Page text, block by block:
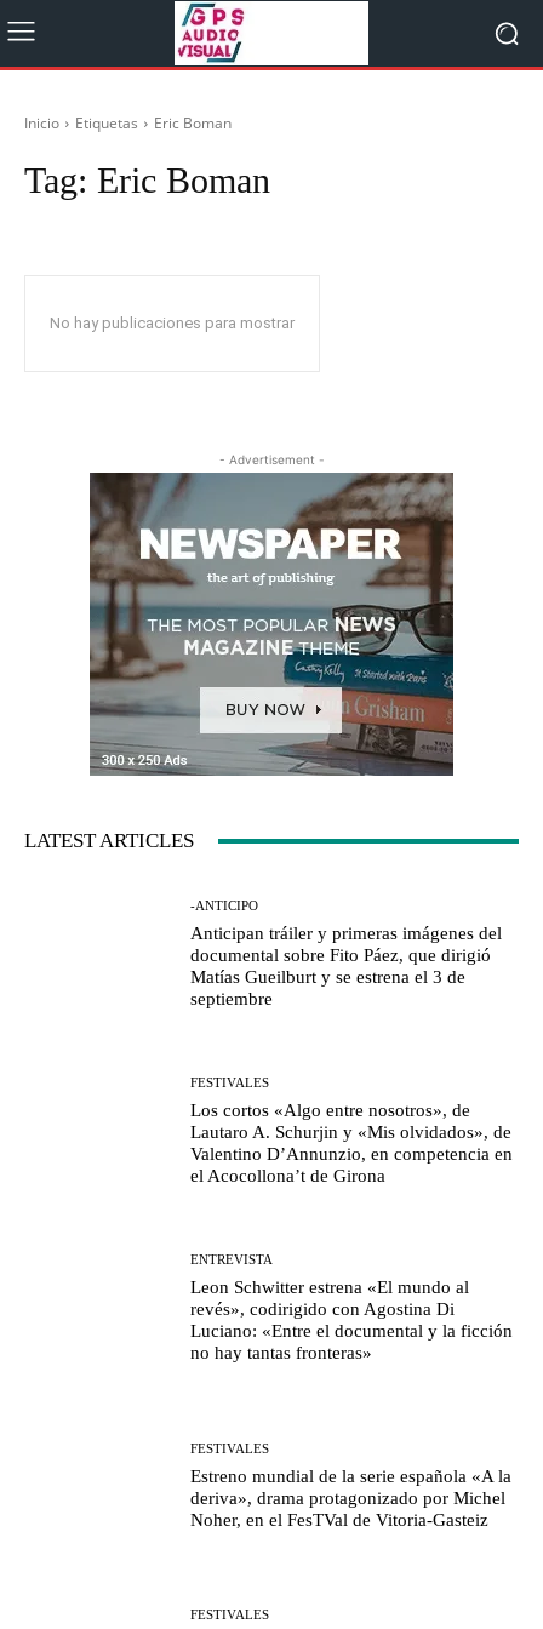
Inicio Etiquetas Eric Boman
Tag: Eric Boman
No hay publicaciones para mostrar
- Advertisement -
LATEST ARTICLES
-ANTICIPO
Anticipan tráiler y primeras imágenes del
documental sobre Fito Páez, que dirigió
Matías Gueilburt y se estrena el 3 de
septiembre
FESTIVALES
Los cortos «Algo entre nosotros», de
Lautaro A. Schurjin y «Mis olvidados», de
Valentino D’Annunzio, en competencia en
el Acocollona’t de Girona
ENTREVISTA
Leon Schwitter estrena «El mundo al
revés», codirigido con Agostina Di
Luciano: «Entre el documental y la ficción
no hay tantas fronteras»
FESTIVALES
Estreno mundial de la serie española «A la
deriva», drama protagonizado por Michel
Noher, en el FesTVal de Vitoria-Gasteiz
FESTIVALES